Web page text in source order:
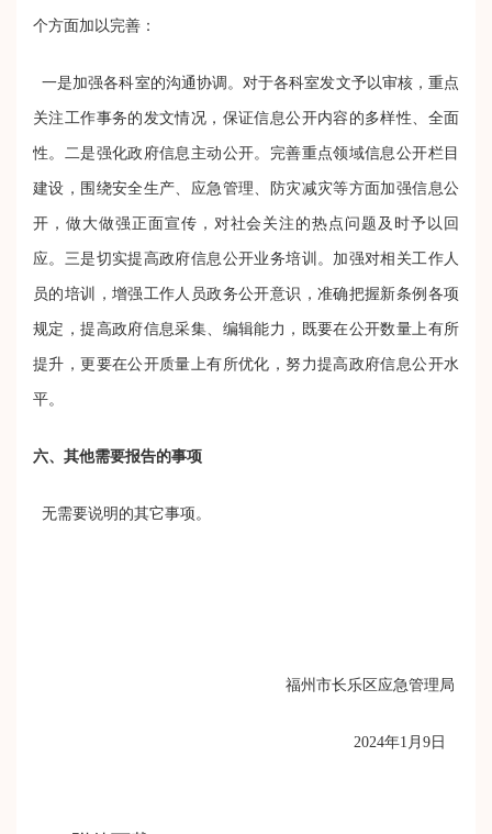
个方面加以完善：
一是加强各科室的沟通协调。对于各科室发文予以审核，重点
关注工作事务的发文情况，保证信息公开内容的多样性、全面
性。二是强化政府信息主动公开。完善重点领域信息公开栏目
建设，围绕安全生产、应急管理、防灾减灾等方面加强信息公
开，做大做强正面宣传，对社会关注的热点问题及时予以回
应。三是切实提高政府信息公开业务培训。加强对相关工作人
员的培训，增强工作人员政务公开意识，准确把握新条例各项
规定，提高政府信息采集、编辑能力，既要在公开数量上有所
提升，更要在公开质量上有所优化，努力提高政府信息公开水
平。
六、其他需要报告的事项
无需要说明的其它事项。
福州市长乐区应急管理局
2024年1月9日